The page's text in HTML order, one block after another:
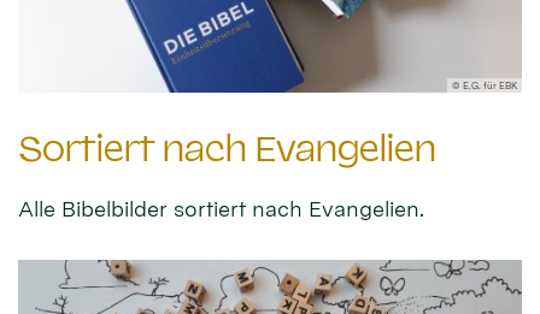
© E.G. für EBK
Sortiert nach Evangelien
Alle Bibelbilder sortiert nach Evangelien.